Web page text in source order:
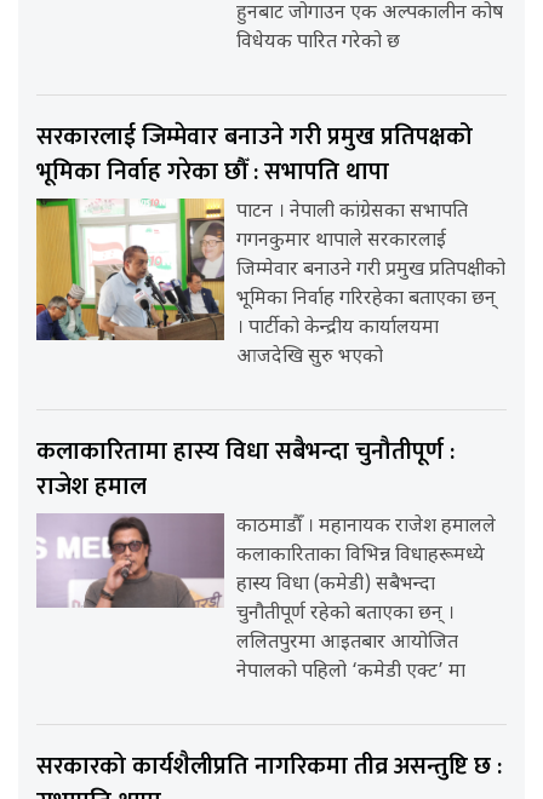
हुनबाट जोगाउन एक अल्पकालीन कोष
विधेयक पारित गरेको छ
सरकारलाई जिम्मेवार बनाउने गरी प्रमुख प्रतिपक्षको
भूमिका निर्वाह गरेका छौँ : सभापति थापा
पाटन । नेपाली कांग्रेसका सभापति
गगनकुमार थापाले सरकारलाई
जिम्मेवार बनाउने गरी प्रमुख प्रतिपक्षीको
भूमिका निर्वाह गरिरहेका बताएका छन्
। पार्टीको केन्द्रीय कार्यालयमा
आजदेखि सुरु भएको
कलाकारितामा हास्य विधा सबैभन्दा चुनौतीपूर्ण :
राजेश हमाल
काठमाडौँ । महानायक राजेश हमालले
कलाकारिताका विभिन्न विधाहरूमध्ये
हास्य विधा (कमेडी) सबैभन्दा
चुनौतीपूर्ण रहेको बताएका छन् ।
ललितपुरमा आइतबार आयोजित
नेपालको पहिलो ‘कमेडी एक्ट’ मा
सरकारको कार्यशैलीप्रति नागरिकमा तीव्र असन्तुष्टि छ :